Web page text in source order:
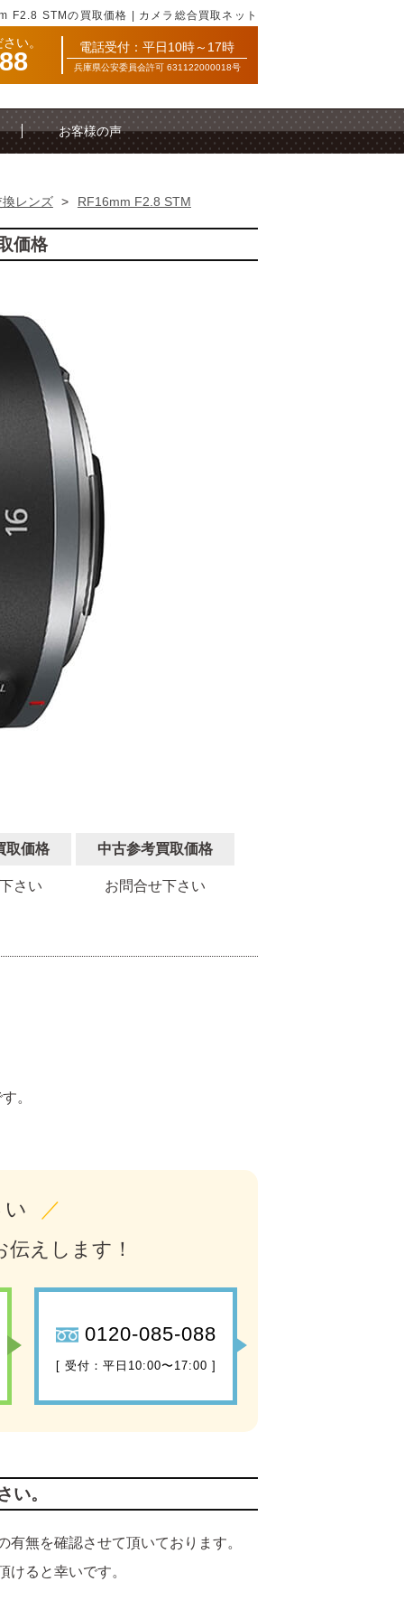
F2.8 STMの買取価格 | カメラ総合買取ネット
い。 電話受付：平日10時～17時
兵庫県公安委員会許可 631122000018号
お客様の声
換レンズ > RF16mm F2.8 STM
価格
取価格 中古参考買取価格
さい お問合せ下さい
。
／
えします！
0120-085-088
[ 受付：平日10:00〜17:00 ]
い。
無を確認させて頂いております。
ると幸いです。